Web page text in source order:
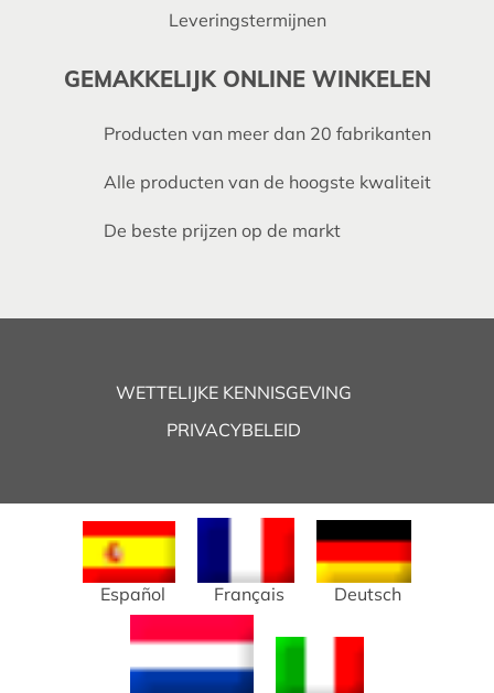
Leveringstermijnen
GEMAKKELIJK ONLINE WINKELEN
Producten van meer dan 20 fabrikanten
Alle producten van de hoogste kwaliteit
De beste prijzen op de markt
WETTELIJKE KENNISGEVING
PRIVACYBELEID
Español Français Deutsch